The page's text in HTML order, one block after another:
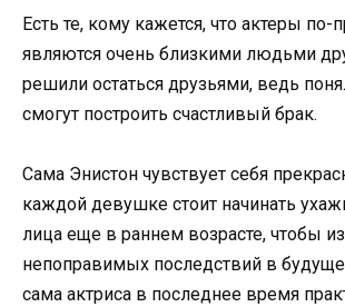
Есть те, кому кажется, что актеры
являются очень близкими людьми
решили остаться друзьями, ведь
смогут построить счастливый брак.
Сама Энистон чувствует себя
каждой девушке стоит начинать
лица еще в раннем возрасте, чтобы
непоправимых последствий в
сама актриса в последнее время